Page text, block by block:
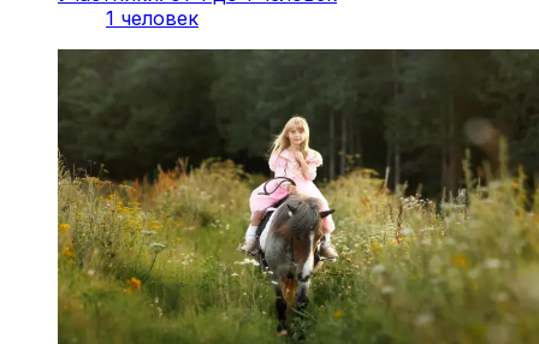
1 человек